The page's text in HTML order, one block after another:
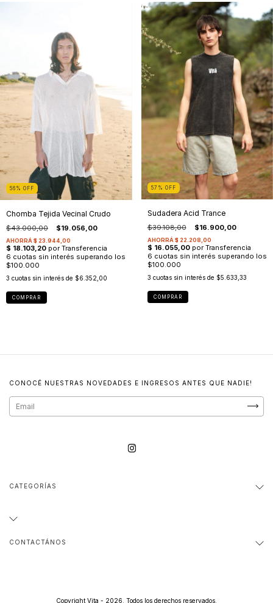
56 % OFF
Chomba Tejida Vecinal Crudo
$43.000,00 $19.056,00
3 cuotas sin interés de $6.352,00
COMPRAR
57 % OFF
Sudadera Acid Trance
$39.108,00 $16.900,00
3 cuotas sin interés de $5.633,33
COMPRAR
CONOCÉ NUESTRAS NOVEDADES E INGRESOS ANTES QUE NADIE!
CATEGORÍAS
CONTACTÁNOS
Copyright Vita - 2026. Todos los derechos reservados.